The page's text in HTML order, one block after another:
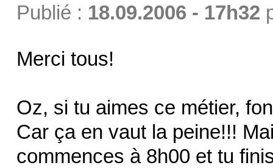
Publié : 18.09.2006 - 17h32
Merci tous!
Oz, si tu aimes ce métier,
Car ça en vaut la peine!!!
commences à 8h00 et tu